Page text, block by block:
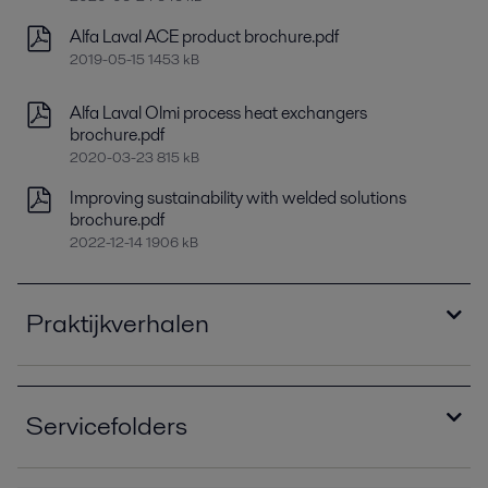
Alfa Laval ACE product brochure.pdf
2019-05-15 1453 kB
Alfa Laval Olmi process heat exchangers
brochure.pdf
2020-03-23 815 kB
Improving sustainability with welded solutions
brochure.pdf
2022-12-14 1906 kB
Praktijkverhalen
Alfa Laval Olmi - Upgrade brought lower
story.pdf
Servicefolders